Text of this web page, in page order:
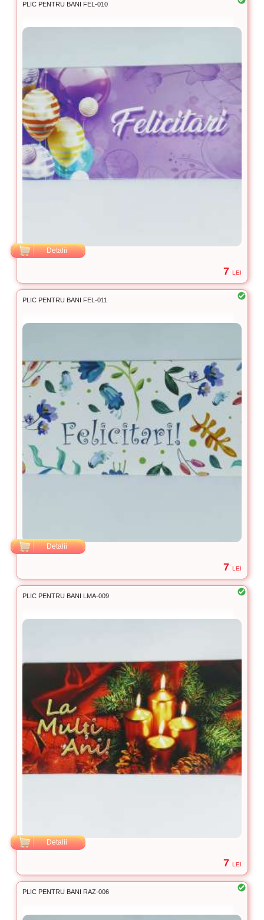
PLIC PENTRU BANI FEL-010
Detalii
7 LEI
PLIC PENTRU BANI FEL-011
Detalii
7 LEI
PLIC PENTRU BANI LMA-009
Detalii
7 LEI
PLIC PENTRU BANI RAZ-006